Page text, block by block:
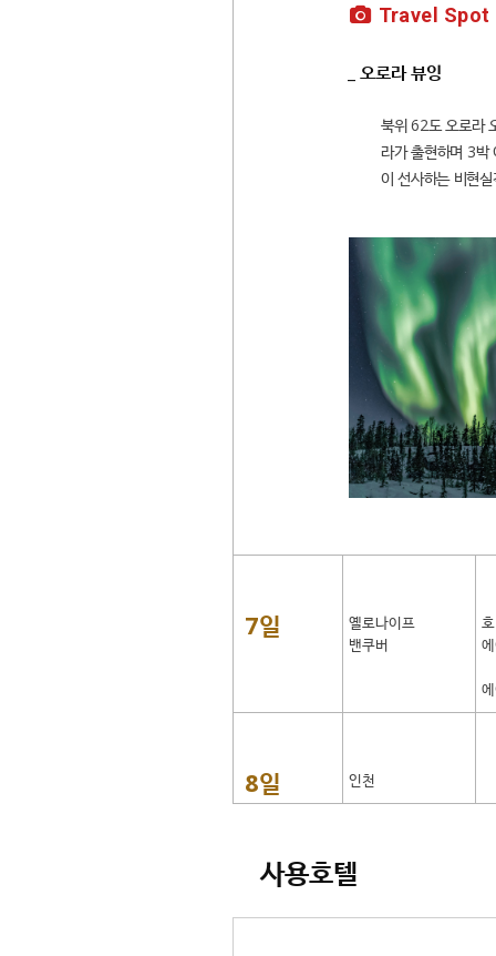
Travel Spot
_ 오로라 뷰잉
북위 62도 오로라
라가 출현하며 3박
이 선사하는 비현
7일
옐로나이프
밴쿠버
8일 인천
사용호텔